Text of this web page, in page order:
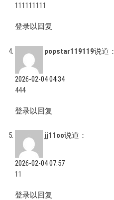
111111111
登录以回复
popstar119119说道：
2026-02-04 04:34
444
登录以回复
jj11oo说道：
2026-02-04 07:57
11
登录以回复